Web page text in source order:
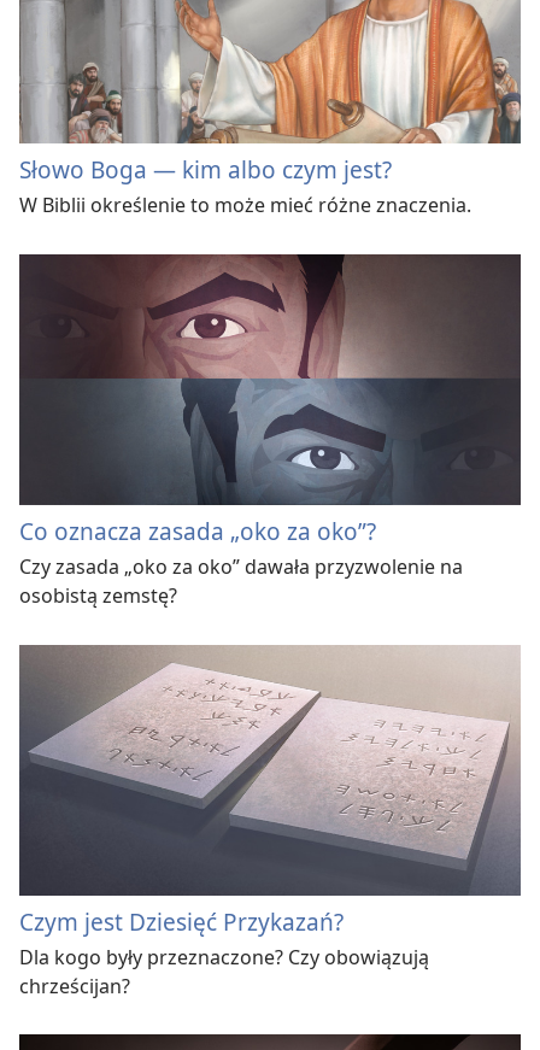
Słowo Boga — kim albo czym jest?
W Biblii określenie to może mieć różne znaczenia.
Co oznacza zasada „oko za oko”?
Czy zasada „oko za oko” dawała przyzwolenie na
osobistą zemstę?
Czym jest Dziesięć Przykazań?
Dla kogo były przeznaczone? Czy obowiązują
chrześcijan?